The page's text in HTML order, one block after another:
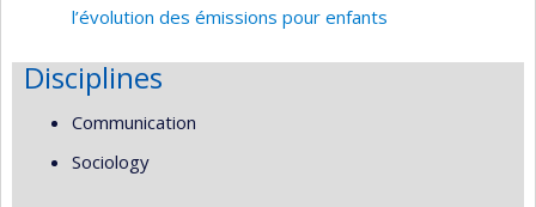
l’évolution des émissions pour enfants
Disciplines
Communication
Sociology